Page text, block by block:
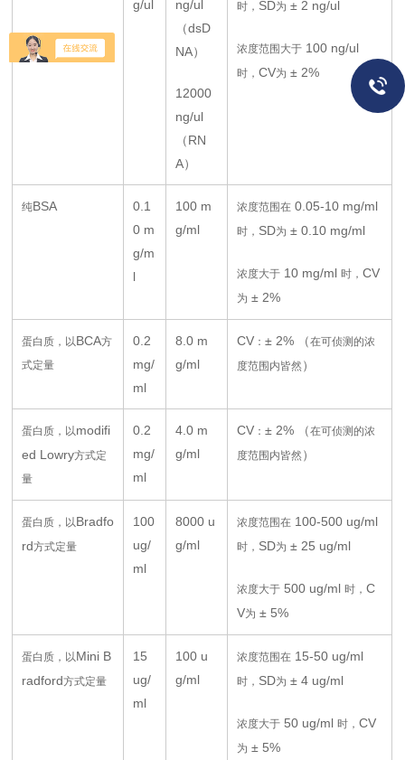
g/ul
ng/ul
（dsD
NA）
12000
ng/ul
（RN
A）
时， SD为 ± 2 ng/ul
浓度范围大于 100 ng/ul
时，CV为 ± 2%
纯BSA
0.1
0 m
g/m
l
100 m
g/ml
浓度范围在 0.05-10 mg/ml
时， SD为 ± 0.10 mg/ml
浓度大于 10 mg/ml时，CV
为 ± 2%
蛋白质，以BCA方
式定量
0.2
mg/
ml
8.0 m
g/ml
CV ：± 2% （在可侦测的浓
度范围内皆然）
蛋白质，以modifi
ed Lowry方式定
量
0.2
mg/
ml
4.0 m
g/ml
CV ：± 2% （在可侦测的浓
度范围内皆然）
蛋白质，以Bradfo
rd方式定量
100
ug/
ml
8000 u
g/ml
浓度范围在 100-500 ug/ml
时， SD为 ± 25 ug/ml
浓度大于 500 ug/ml时，C
V为 ± 5%
蛋白质，以Mini B
radford方式定量
15
ug/
ml
100 u
g/ml
浓度范围在 15-50 ug/ml
时， SD为 ± 4 ug/ml
浓度大于 50 ug/ml时，CV
为 ± 5%